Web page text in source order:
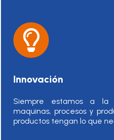
Innovación
Siempre estamos a la
maquinas, procesos y
productos tengan lo que